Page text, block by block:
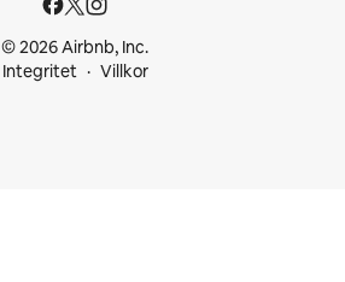
© 2026 Airbnb, Inc.
Integritet
Villkor